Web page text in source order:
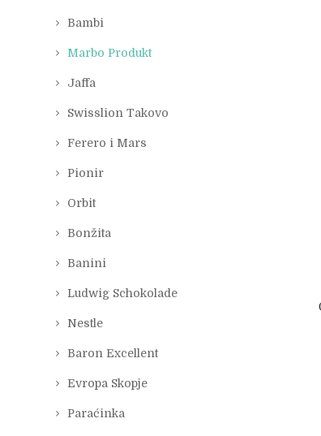
Bambi
Marbo Produkt
Jaffa
Swisslion Takovo
Ferero i Mars
Pionir
Orbit
Bonžita
Banini
Ludwig Schokolade
Nestle
Baron Excellent
Evropa Skopje
Paraćinka